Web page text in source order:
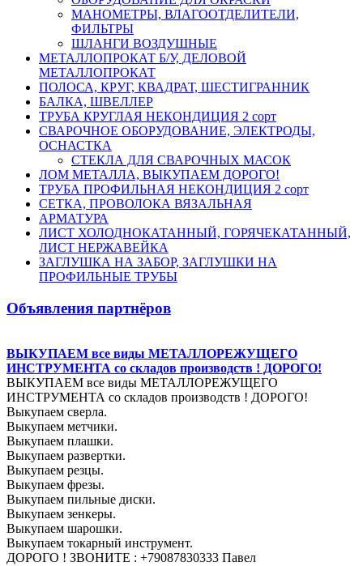
МАНОМЕТРЫ, ВЛАГООТДЕЛИТЕЛИ,
ФИЛЬТРЫ
ШЛАНГИ ВОЗДУШНЫЕ
МЕТАЛЛОПРОКАТ Б/У, ДЕЛОВОЙ
МЕТАЛЛОПРОКАТ
ПОЛОСА, КРУГ, КВАДРАТ, ШЕСТИГРАННИК
БАЛКА, ШВЕЛЛЕР
ТРУБА КРУГЛАЯ НЕКОНДИЦИЯ 2 сорт
СВАРОЧНОЕ ОБОРУДОВАНИЕ, ЭЛЕКТРОДЫ,
ОСНАСТКА
СТЕКЛА ДЛЯ СВАРОЧНЫХ МАСОК
ЛОМ МЕТАЛЛА, ВЫКУПАЕМ ДОРОГО!
ТРУБА ПРОФИЛЬНАЯ НЕКОНДИЦИЯ 2 сорт
СЕТКА, ПРОВОЛОКА ВЯЗАЛЬНАЯ
АРМАТУРА
ЛИСТ ХОЛОДНОКАТАННЫЙ, ГОРЯЧЕКАТАННЫЙ,
ЛИСТ НЕРЖАВЕЙКА
ЗАГЛУШКА НА ЗАБОР, ЗАГЛУШКИ НА
ПРОФИЛЬНЫЕ ТРУБЫ
Объявления партнёров
ВЫКУПАЕМ все виды МЕТАЛЛОРЕЖУЩЕГО
ИНСТРУМЕНТА со складов производств ! ДОРОГО!
ВЫКУПАЕМ все виды МЕТАЛЛОРЕЖУЩЕГО
ИНСТРУМЕНТА со складов производств ! ДОРОГО!
Выкупаем сверла.
Выкупаем метчики.
Выкупаем плашки.
Выкупаем развертки.
Выкупаем резцы.
Выкупаем фрезы.
Выкупаем пильные диски.
Выкупаем зенкеры.
Выкупаем шарошки.
Выкупаем токарный инструмент.
ДОРОГО ! ЗВОНИТЕ : +79087830333 Павел